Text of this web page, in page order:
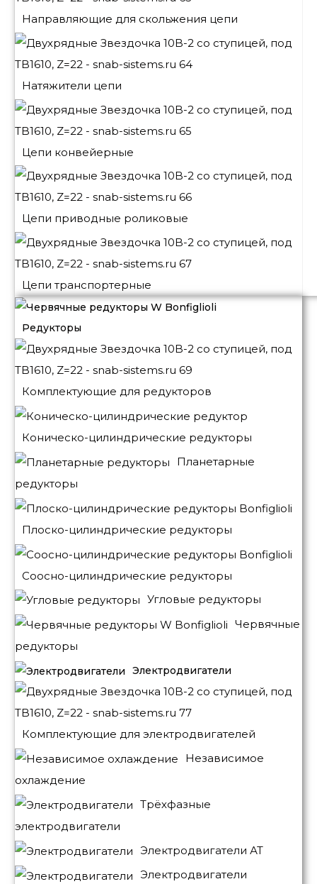
Направляющие для скольжения цепи
Натяжители цепи
Цепи конвейерные
Цепи приводные роликовые
Цепи транспортерные
Редукторы
Комплектующие для редукторов
Коническо-цилиндрические редукторы
Планетарные
редукторы
Плоско-цилиндрические редукторы
Соосно-цилиндрические редукторы
Угловые редукторы
Червячные
редукторы
Электродвигатели
Комплектующие для электродвигателей
Независимое
охлаждение
Трёхфазные
электродвигатели
Электродвигатели АТ
Электродвигатели